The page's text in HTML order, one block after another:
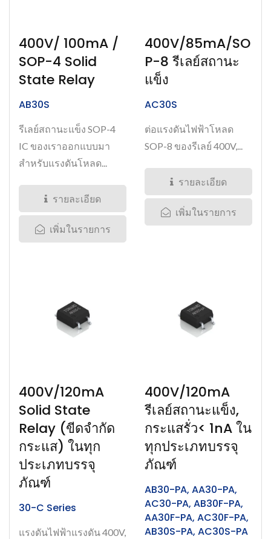
400V/ 100mA /
SOP-4 Solid
State Relay
AB30S
รีเลย์สถานะแข็ง SOP-4
IC ของเราออกแบบมา
สำหรับแรงดันโหลด...
รายละเอียด
เพิ่มในรายการ
400V/85mA/SO
P-8 รีเลย์สถานะ
แข็ง
AC30S
ต่อแรงดันไฟฟ้าโหลด
SOP-8 ของรีเลย์ 400V,...
รายละเอียด
เพิ่มในรายการ
400V/120mA
Solid State
Relay (ขีดจำกัด
กระแส) ในทุก
ประเภทบรรจุ
ภัณฑ์
30-C Series
แรงดันไฟฟ้าแรงดัน 400V,
400V/120mA
รีเลย์สถานะแข็ง,
กระแสรั่ว< 1nA ใน
ทุกประเภทบรรจุ
ภัณฑ์
AB30-PA, AA30-PA,
AC30-PA, AB30F-PA,
AA30F-PA, AC30F-PA,
AB30S-PA, AC30S-PA